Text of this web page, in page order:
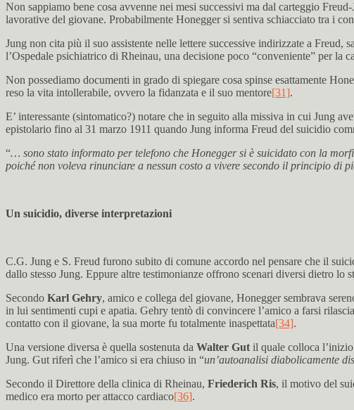
Non sappiamo bene cosa avvenne nei mesi successivi ma dal carteggio
lavorative del giovane. Probabilmente Honegger si sentiva schiacciato tra i
Jung non cita più il suo assistente nelle lettere successive indirizzate a
l’Ospedale psichiatrico di Rheinau, una decisione poco “conveniente” per la
Non possediamo documenti in grado di spiegare cosa spinse esattamente
reso la vita intollerabile, ovvero la fidanzata e il suo mentore[31].
E’ interessante (sintomatico?) notare che in seguito alla missiva in cui Jung
epistolario fino al 31 marzo 1911 quando Jung informa Freud del suicidio
“… sono stato informato per telefono che Honegger si è suicidato con la
poiché non voleva rinunciare a nessun costo a vivere secondo il principio di
Un suicidio, diverse interpretazioni
C.G. Jung e S. Freud furono subito di comune accordo nel pensare che il
dallo stesso Jung. Eppure altre testimonianze offrono scenari diversi dietro lo
Secondo Karl Gehry, amico e collega del giovane, Honegger sembrava
in lui sentimenti cupi e apatia. Gehry tentò di convincere l’amico a farsi
contatto con il giovane, la sua morte fu totalmente inaspettata[34].
Una versione diversa è quella sostenuta da Walter Gut il quale colloca
Jung. Gut riferì che l’amico si era chiuso in “un’autoanalisi diabolicamente
Secondo il Direttore della clinica di Rheinau, Friederich Ris, il motivo del
medico era morto per attacco cardiaco[36].